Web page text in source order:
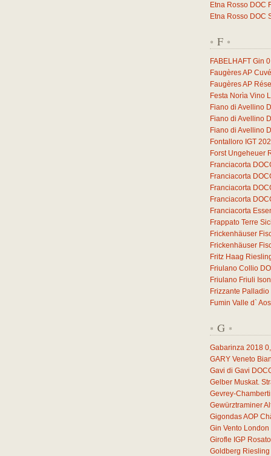
Etna Rosso DOC
Etna Rosso DOC
* F *
FABELHAFT Gin
Faugères AP
Faugères AP
Festa Norìa Vino
Fiano di Avellino
Fiano di Avellino
Fiano di Avellino
Fontalloro IGT
Forst Ungeheuer
Franciacorta
Franciacorta
Franciacorta
Franciacorta
Franciacorta
Frappato Terre
Frickenhäuser
Frickenhäuser
Fritz Haag
Friulano Collio
Friulano Friuli
Frizzante Palladio
Fumin Valle d`
* G *
Gabarinza 2018
GARY Veneto
Gavi di Gavi
Gelber Muskat.
Gevrey-
Gewürztraminer
Gigondas AOP
Gin Vento London
Girofle IGP
Goldberg Riesling